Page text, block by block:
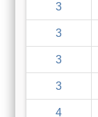
3
3
3
3
4